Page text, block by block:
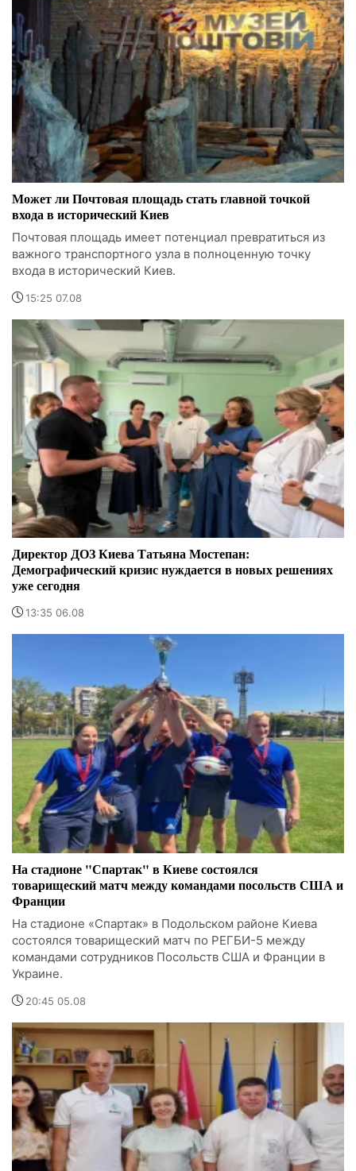
Может ли Почтовая площадь стать главной точкой
входа в исторический Киев
Почтовая площадь имеет потенциал превратиться из
важного транспортного узла в полноценную точку
входа в исторический Киев.
15:25 07.08
Директор ДОЗ Киева Татьяна Мостепан:
Демографический кризис нуждается в новых решениях
уже сегодня
13:35 06.08
На стадионе "Спартак" в Киеве состоялся
товарищеский матч между командами посольств США и
Франции
На стадионе «Спартак» в Подольском районе Киева
состоялся товарищеский матч по РЕГБИ-5 между
командами сотрудников Посольств США и Франции в
Украине.
20:45 05.08